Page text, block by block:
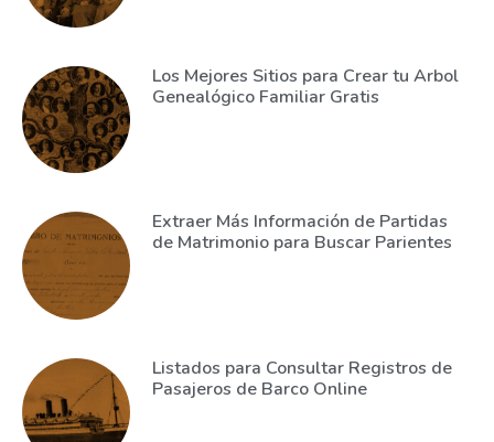
Los Mejores Sitios para Crear tu Arbol
Genealógico Familiar Gratis
Extraer Más Información de Partidas
de Matrimonio para Buscar Parientes
Listados para Consultar Registros de
Pasajeros de Barco Online